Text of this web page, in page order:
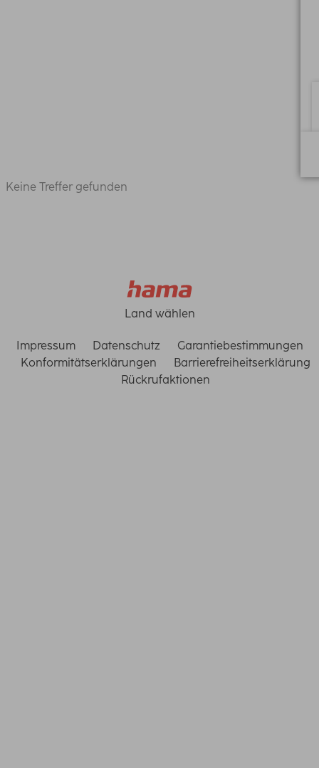
Keine Treffer gefunden
Land wählen
Impressum Datenschutz
Garantiebestimmungen
Konformitätserklärungen
Barrierefreiheitserklärung
Rückrufaktionen